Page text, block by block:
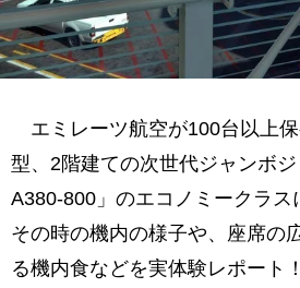
最初のドリンクサービ
お酒も充実
米とローズマリーソー
エコノミーの機内食2：
エコノミーの機内食3：
エコノミーの機内食4
ーズマリー添え
エミレーツ航空が100台以上
型、2階建ての次世代ジャンボ
A380-800」のエコノミークラス
その時の機内の様子や、座席の
る機内食などを実体験レポート！